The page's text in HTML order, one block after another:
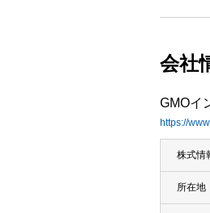
会社
GMOイ
https://
株式情
所在地